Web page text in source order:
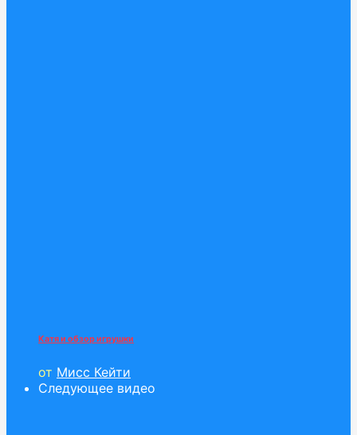
Катя и обзор игрушки
от Мисс Кейти
Следующее видео